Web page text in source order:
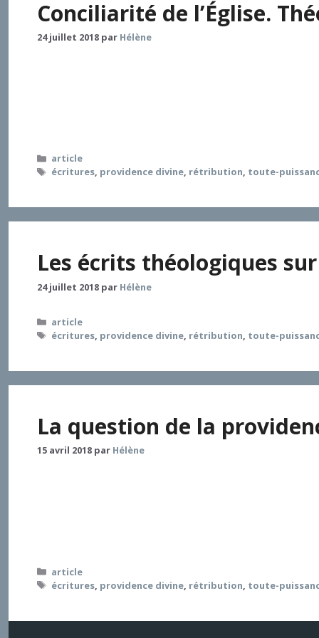
Conciliarité de l’Église.
24 juillet 2018 par Hélène
Catégories
article
Étiquettes
écritures, providence divine, rétribution, toute-
Les écrits théologiques
24 juillet 2018 par Hélène
Catégories
article
Étiquettes
écritures, providence divine, rétribution, toute-
La question de la
15 avril 2018 par Hélène
Catégories
article
Étiquettes
écritures, providence divine, rétribution, toute-